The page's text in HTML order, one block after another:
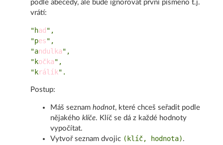
podle abecedy, ale bude ignorovat první písmeno t.j.
vrátí:
"had ",
"pes",
"andulka",
"kočka",
"králík
Postup:
Máš seznamhodnot, které chceš seřadit podle
nějakéhoklíče. Klíč se dá z každé hodnoty
vypočítat.
Vytvoř seznam dvojic (klíč, hodnota) .